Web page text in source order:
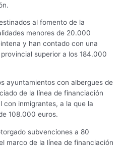
al fomento de la
menores de 20.000
y han contado con una
superior a los 184.000
ayuntamientos con albergues de
de la línea de financiación
con inmigrantes, a la que la
108.000 euros.
subvenciones a 80
marco de la línea de financiación